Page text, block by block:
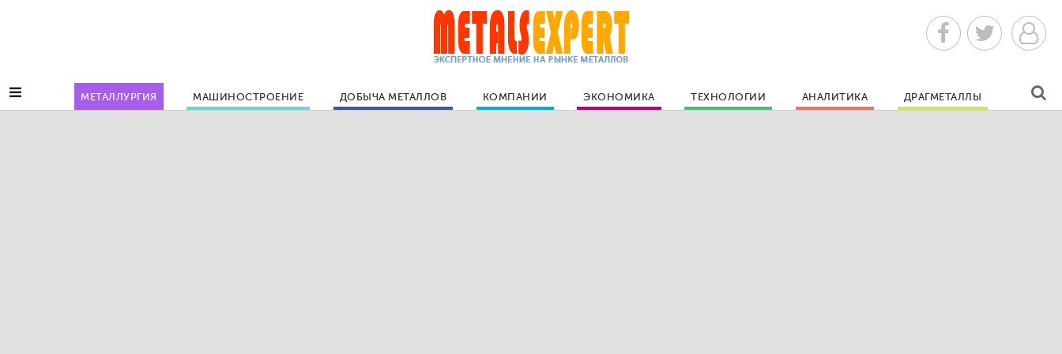
МЕТАЛЛУРГИЯ МАШИНОСТРОЕНИЕ ДОБЫЧА МЕТАЛЛОВ КОМПАНИИ ЭКОНОМИКА ТЕХНОЛОГИИ АНАЛИТИКА ДРАГМЕТАЛЛЫ